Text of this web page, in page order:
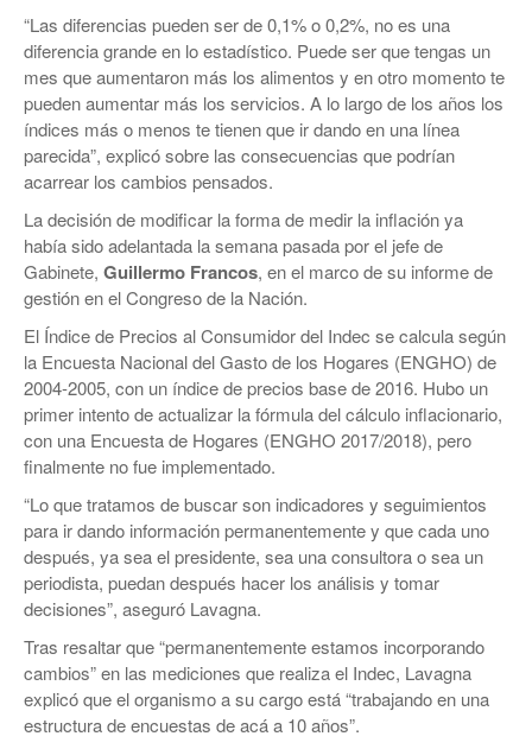
“Las diferencias pueden ser de 0,1% o 0,2%, no es una
diferencia grande en lo estadístico. Puede ser que tengas un
mes que aumentaron más los alimentos y en otro momento te
pueden aumentar más los servicios. A lo largo de los años los
índices más o menos te tienen que ir dando en una línea
parecida”, explicó sobre las consecuencias que podrían
acarrear los cambios pensados.
La decisión de modificar la forma de medir la inflación ya
había sido adelantada la semana pasada por el jefe de
Gabinete, Guillermo Francos, en el marco de su informe de
gestión en el Congreso de la Nación.
El Índice de Precios al Consumidor del Indec se calcula según
la Encuesta Nacional del Gasto de los Hogares (ENGHO) de
2004-2005, con un índice de precios base de 2016. Hubo un
primer intento de actualizar la fórmula del cálculo inflacionario,
con una Encuesta de Hogares (ENGHO 2017/2018), pero
finalmente no fue implementado.
“Lo que tratamos de buscar son indicadores y seguimientos
para ir dando información permanentemente y que cada uno
después, ya sea el presidente, sea una consultora o sea un
periodista, puedan después hacer los análisis y tomar
decisiones”, aseguró Lavagna.
Tras resaltar que “permanentemente estamos incorporando
cambios” en las mediciones que realiza el Indec, Lavagna
explicó que el organismo a su cargo está “trabajando en una
estructura de encuestas de acá a 10 años”.